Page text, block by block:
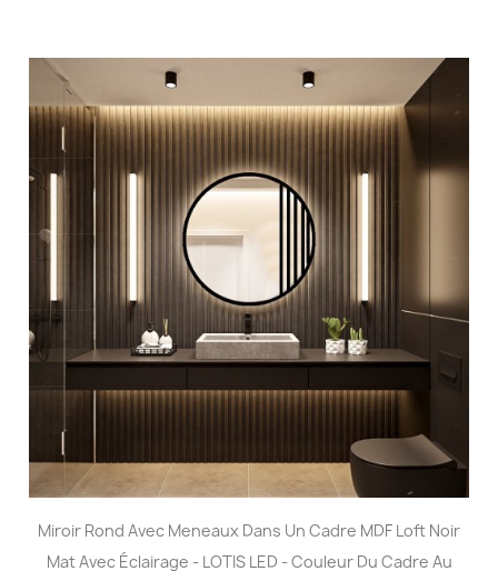
Miroir Rond Avec Meneaux Dans Un Cadre MDF Loft Noir
Mat Avec Éclairage - LOTIS LED - Couleur Du Cadre Au